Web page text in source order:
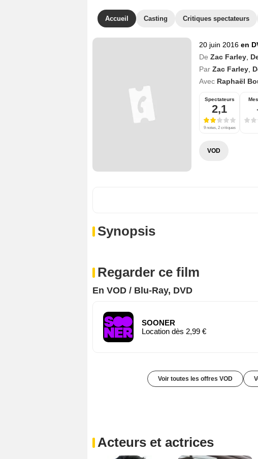
Accueil Casting Critiques spectateurs
20 juin 2016 en
De Zac Farley
Par Zac Farley
Avec Raphaël
Spectateurs
2,1
9 notes, 2 critiques
VOD
Synopsis
Regarder ce film
En VOD / Blu-Ray, DVD
SOONER
Location dès 2,99 €
Voir toutes les offres VOD
Acteurs et actrices